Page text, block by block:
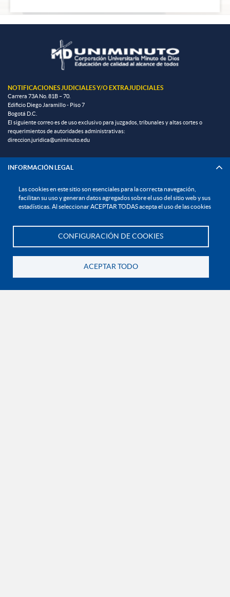
Las cookies en este sitio son esenciales para la correcta navegación,
facilitan su uso y generan datos agregados sobre el uso del sitio web y sus
estadísticas. Al seleccionar ACEPTAR TODAS acepta el uso de las cookies
CONFIGURACIÓN DE COOKIES
ACEPTAR TODO
NOTIFICACIONES JUDICIALES Y/O EXTRAJUDICIALES
Carrera 73A No. 81B – 70.
Edificio Diego Jaramillo - Piso 7
Bogotá D.C.
El siguiente correo es de uso exclusivo para juzgados, tribunales y altas cortes o
requerimientos de autoridades administrativas:
direccion.juridica@uniminuto.edu
INFORMACIÓN LEGAL
Derechos Pecuniarios
Documentos institucionales y normatividad interna general
Reglamento profesoral
Política de protección de datos personales
EXPLORA